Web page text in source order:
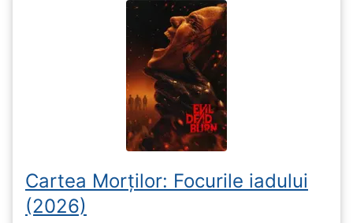
Cartea Morților: Focurile iadului
(2026)